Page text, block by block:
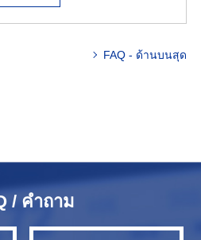
FAQ - ด้านบนสุด
/ คำถาม